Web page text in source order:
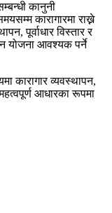
कानुनी
कारागारमा राख्ने
पूर्वाधार विस्तार र
योजना आवश्यक पर्ने
कारागार व्यवस्थापन,
आधारका रूपमा